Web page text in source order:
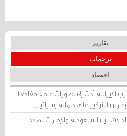
تقارير
ترجمات
اقتصاد
الإيرانية أدت إلى تصورات عامة مفادها
للتركيز على حماية إسرائيل
بين السعودية والإمارات يهدد